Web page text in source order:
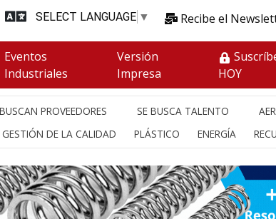
SELECT LANGUAGE ▼ Recibe el
Eventos
Industriales
Versión
Impresa
HOY
PROVEEDORES SE BUSCA TALENTO
GESTIÓN DE LA CALIDAD PLÁSTICO ENERGÍA